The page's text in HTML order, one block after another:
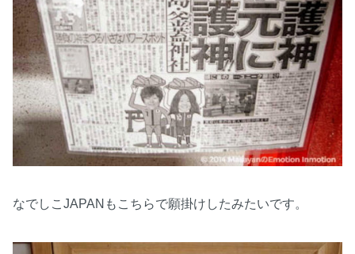
なでしこJAPANもこちらで願掛けしたみたいです。